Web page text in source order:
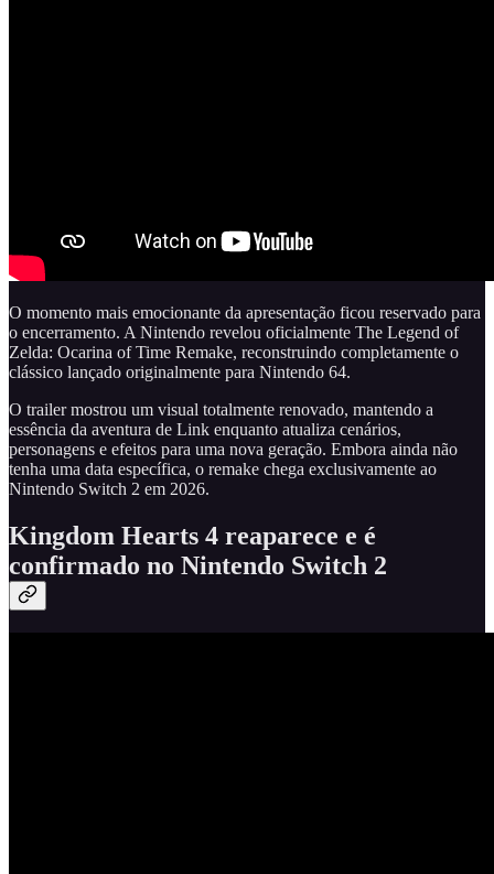
O momento mais emocionante da apresentação ficou reservado para
o encerramento. A Nintendo revelou oficialmente The Legend of
Zelda: Ocarina of Time Remake, reconstruindo completamente o
clássico lançado originalmente para Nintendo 64.
O trailer mostrou um visual totalmente renovado, mantendo a
essência da aventura de Link enquanto atualiza cenários,
personagens e efeitos para uma nova geração. Embora ainda não
tenha uma data específica, o remake chega exclusivamente ao
Nintendo Switch 2 em 2026.
Kingdom Hearts 4 reaparece e é
confirmado no Nintendo Switch 2